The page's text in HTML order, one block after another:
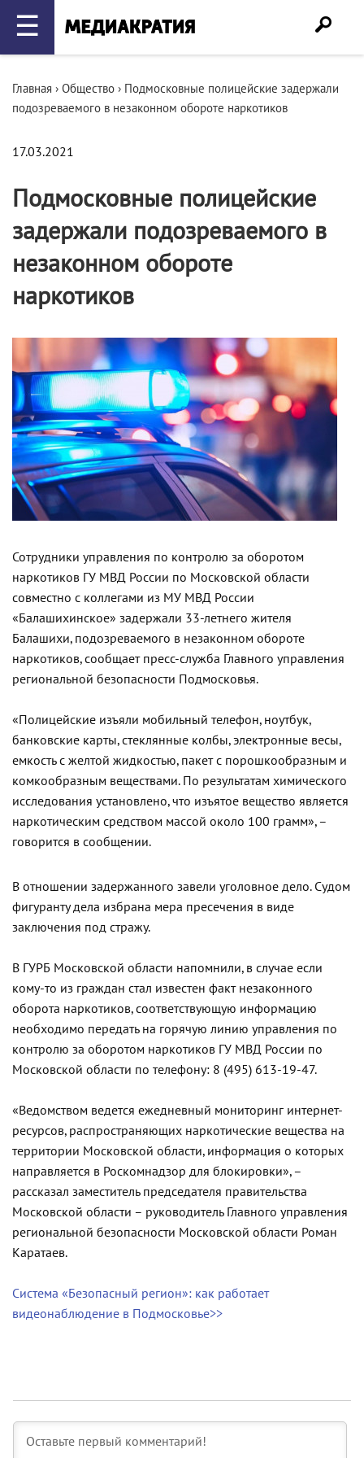
☰
Главная › Общество › Подмосковные полицейские задержали
подозреваемого в незаконном обороте наркотиков
17.03.2021
Подмосковные полицейские
задержали подозреваемого в
незаконном обороте
наркотиков
Сотрудники управления по контролю за оборотом
наркотиков ГУ МВД России по Московской области
совместно с коллегами из МУ МВД России
«Балашихинское» задержали 33-летнего жителя
Балашихи, подозреваемого в незаконном обороте
наркотиков, сообщает пресс-служба Главного управления
региональной безопасности Подмосковья.
«Полицейские изъяли мобильный телефон, ноутбук,
банковские карты, стеклянные колбы, электронные весы,
емкость с желтой жидкостью, пакет с порошкообразным и
комкообразным веществами. По результатам химического
исследования установлено, что изъятое вещество является
наркотическим средством массой около 100 грамм», –
говорится в сообщении.
В отношении задержанного завели уголовное дело. Судом
фигуранту дела избрана мера пресечения в виде
заключения под стражу.
В ГУРБ Московской области напомнили, в случае если
кому-то из граждан стал известен факт незаконного
оборота наркотиков, соответствующую информацию
необходимо передать на горячую линию управления по
контролю за оборотом наркотиков ГУ МВД России по
Московской области по телефону: 8 (495) 613-19-47.
«Ведомством ведется ежедневный мониторинг интернет-
ресурсов, распространяющих наркотические вещества на
территории Московской области, информация о которых
направляется в Роскомнадзор для блокировки», –
рассказал заместитель председателя правительства
Московской области – руководитель Главного управления
региональной безопасности Московской области Роман
Каратаев.
Система «Безопасный регион»: как работает
видеонаблюдение в Подмосковье>>